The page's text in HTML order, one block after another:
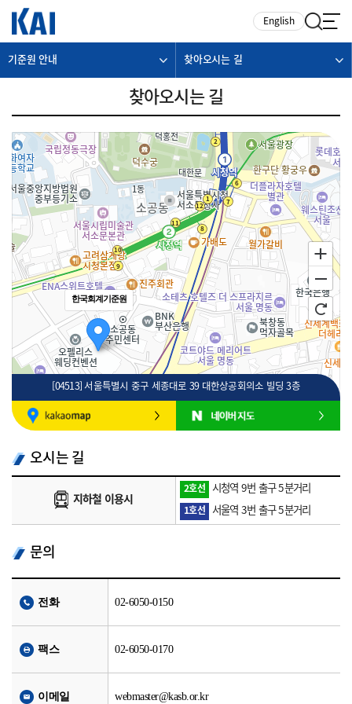
English
기준원 안내 찾아오시는 길
찾아오시는 길
한국회계기준원
100m
[04513] 서울특별시 중구 세종대로 39 대한상공회의소 빌딩 3층
오시는 길
지하철 이용시
2호선 시청역 9번 출구 5분거리
1호선 서울역 3번 출구 5분거리
문의
전화 02-6050-0150
팩스 02-6050-0170
이메일 webmaster@kasb.or.kr